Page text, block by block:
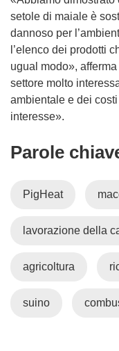
setole di maiale è
dannoso per
l’elenco dei prodotti
ugual modo»,
settore molto
ambientale e dei
interesse».
Parole
PigHeat
lavorazione della
agricoltura
suino